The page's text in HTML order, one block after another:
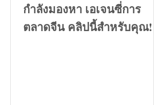
กำลังมองหา เอเจนซี่การ
ตลาดจีน คลิปนี้สำหรับคุณ!